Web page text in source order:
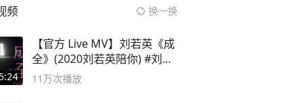
频 换一换
【官方 Live MV】刘若英《成
全》(2020刘若英陪你) #刘若
英 #成全
11万次播放